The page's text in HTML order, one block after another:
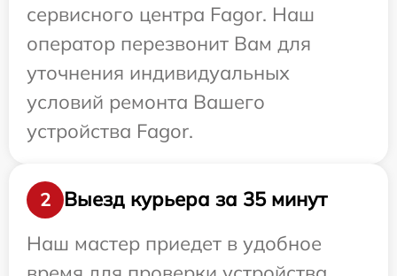
сервисного центра Fagor. Наш
оператор перезвонит Вам для
уточнения индивидуальных
условий ремонта Вашего
устройства Fagor.
2
Выезд курьера за 35 минут
Наш мастер приедет в удобное